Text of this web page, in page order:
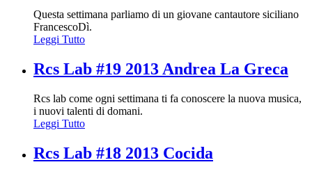
Questa settimana parliamo di un giovane cantautore siciliano
FrancescoDì.
Leggi Tutto
Rcs Lab #19 2013 Andrea La Greca
Rcs lab come ogni settimana ti fa conoscere la nuova musica,
i nuovi talenti di domani.
Leggi Tutto
Rcs Lab #18 2013 Cocida